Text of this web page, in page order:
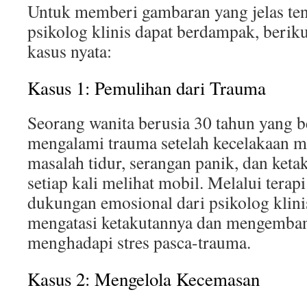
Untuk memberi gambaran yang jelas
psikolog klinis dapat berdampak,
kasus nyata:
Kasus 1: Pemulihan dari Trauma
Seorang wanita berusia 30 tahun yang
mengalami trauma setelah kecelakaan
masalah tidur, serangan panik, dan
setiap kali melihat mobil. Melalui
dukungan emosional dari psikolog
mengatasi ketakutannya dan
menghadapi stres pasca-trauma.
Kasus 2: Mengelola Kecemasan